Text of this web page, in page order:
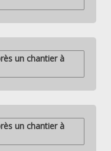
un chantier à
un chantier à